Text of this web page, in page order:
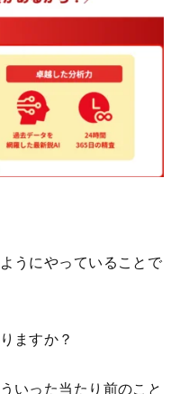
うにやっていることで
ますか？
いった当たり前のこと